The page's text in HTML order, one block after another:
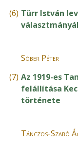
(6) Türr István
Sóber Péter
(7) Az 1919-es
felállítása
története
Tánczos-Szabó